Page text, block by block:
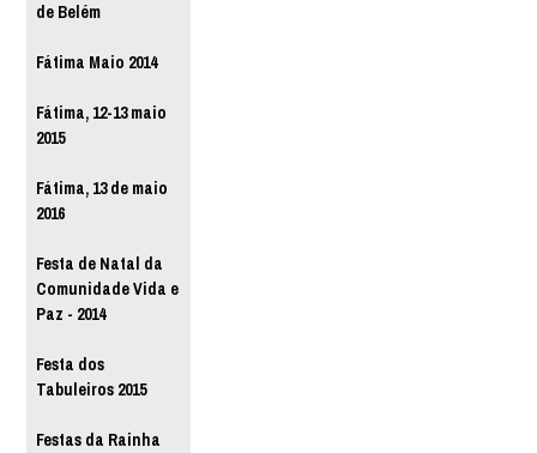
de Belém
Fátima Maio 2014
Fátima, 12-13 maio
2015
Fátima, 13 de maio
2016
Festa de Natal da
Comunidade Vida e
Paz - 2014
Festa dos
Tabuleiros 2015
Festas da Rainha